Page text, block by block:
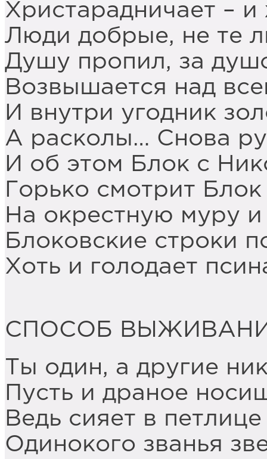
Христарадничает –
Люди добрые, не те
Душу пропил, за
Возвышается над
И внутри угодник
А расколы… Снова
И об этом Блок с
Горько смотрит
На окрестную муру и
Блоковские строки
Хоть и голодает
CПОСОБ
Ты один, а другие
Пусть и драное
Ведь сияет в петлице
Одинокого званья